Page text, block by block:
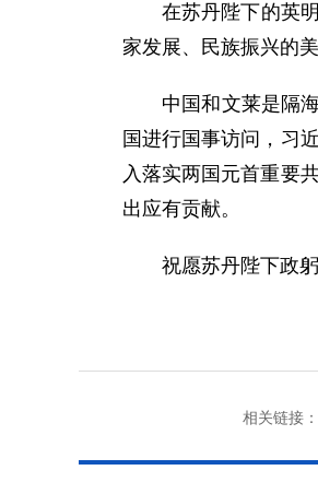
在苏丹陛下的英
家发展、民族振兴的
中国和文莱是隔
国进行国事访问，习
入落实两国元首重要
出应有贡献。
祝愿苏丹陛下政
相关链接：